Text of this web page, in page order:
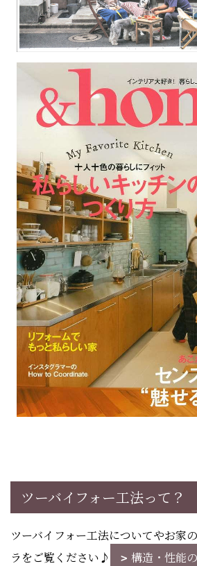
ツーバイフォー工法って？
ツーバイフォー工法についてやお家
ラをご覧ください♪
構造・性能